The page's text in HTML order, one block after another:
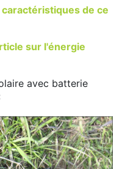
de ce
sur l'énergie
avec batterie